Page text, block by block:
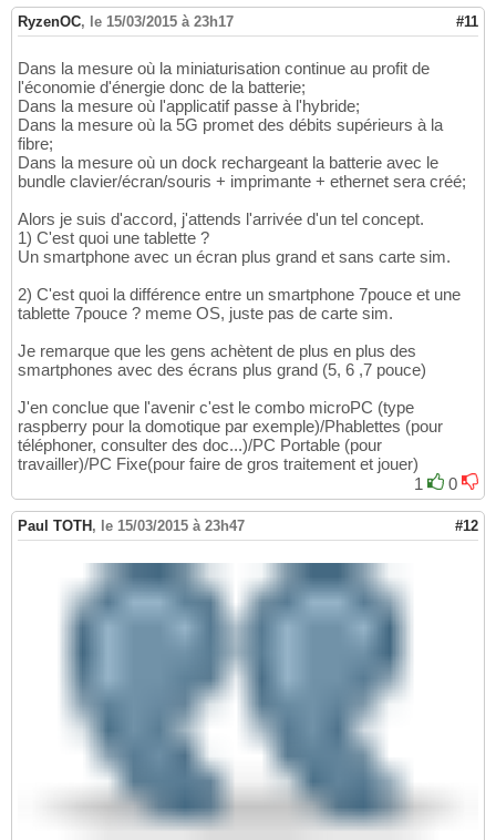
RyzenOC, le 15/03/2015 à 23h17 #11
Dans la mesure où la miniaturisation continue au profit de
l'économie d'énergie donc de la batterie;
Dans la mesure où l'applicatif passe à l'hybride;
Dans la mesure où la 5G promet des débits supérieurs à la
fibre;
Dans la mesure où un dock rechargeant la batterie avec le
bundle clavier/écran/souris + imprimante + ethernet sera créé;
Alors je suis d'accord, j'attends l'arrivée d'un tel concept.
1) C'est quoi une tablette ?
Un smartphone avec un écran plus grand et sans carte sim.
2) C'est quoi la différence entre un smartphone 7pouce et une
tablette 7pouce ? meme OS, juste pas de carte sim.
Je remarque que les gens achètent de plus en plus des
smartphones avec des écrans plus grand (5, 6 ,7 pouce)
J'en conclue que l'avenir c'est le combo microPC (type
raspberry pour la domotique par exemple)/Phablettes (pour
téléphoner, consulter des doc...)/PC Portable (pour
travailler)/PC Fixe(pour faire de gros traitement et jouer)
1
0
Paul TOTH, le 15/03/2015 à 23h47 #12